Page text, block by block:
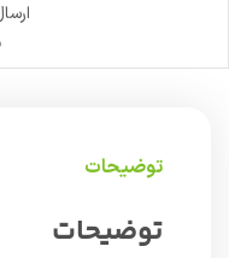
توضیحات
توضیحات